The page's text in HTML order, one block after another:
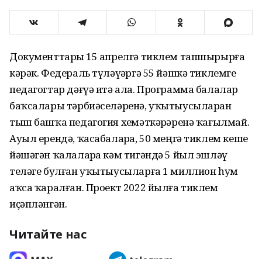
Документтарҙы 15 апрелгә тиклем тапшырырға
кәрәк. Федераль түләүҙәргә 55 йәшкә тиклемге
педагогтар дәғүә итә ала. Программа балалар
баҡсалары тәрбиәселәренә, уҡытыусыларҙан
тыш башҡа педагогия хеҙмәткәрҙәренә ҡағылмай.
Ауыл ерендә, ҡасабаларҙа, 50 меңгә тиклем кеше
йәшәгән ҡалаларҙа кәм тигәндә 5 йыл эшләү
теләге булған уҡытыусыларға 1 миллион һум
аҡса ҡаралған. Проект 2022 йылға тиклем
иҫәпләнгән.
Читайте нас